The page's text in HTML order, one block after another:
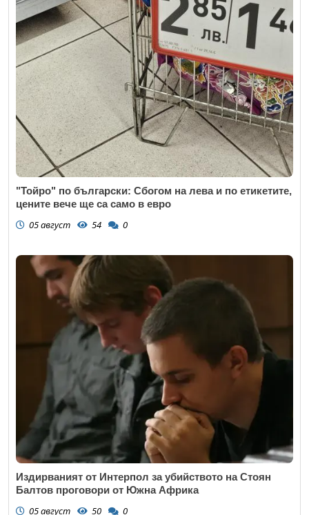
"Тойро" по български: Сбогом на лева и по етикетите,
цените вече ще са само в евро
05 август 54 0
Издирваният от Интерпол за убийството на Стоян
Балтов проговори от Южна Африка
05 август 50 0